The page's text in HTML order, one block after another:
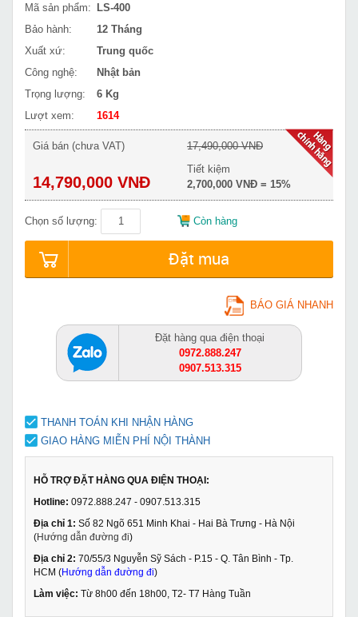
Mã sản phẩm:
LS-400
Bảo hành:
12 Tháng
Xuất xứ:
Trung quốc
Công nghệ:
Nhật bản
Trọng lượng:
6 Kg
Lượt xem:
1614
Giá bán (chưa VAT)
14,790,000 VNĐ
17,490,000 VNĐ
Tiết kiệm
2,700,000 VNĐ = 15%
Chọn số lượng: Còn hàng
Đặt mua
BÁO GIÁ NHANH
Đặt hàng qua điện thoại
0972.888.247
0907.513.315
THANH TOÁN KHI NHẬN HÀNG
GIAO HÀNG MIỄN PHÍ NỘI THÀNH
HỖ TRỢ ĐẶT HÀNG QUA ĐIỆN THOẠI:
Hotline: 0972.888.247 - 0907.513.315
Địa chỉ 1: Số 82 Ngõ 651 Minh Khai - Hai Bà Trưng - Hà Nội
(Hướng dẫn đường đi)
Địa chỉ 2: 70/55/3 Nguyễn Sỹ Sách - P.15 - Q. Tân Bình - Tp.
HCM (Hướng dẫn đường đi)
Làm việc: Từ 8h00 đến 18h00, T2- T7 Hàng Tuần